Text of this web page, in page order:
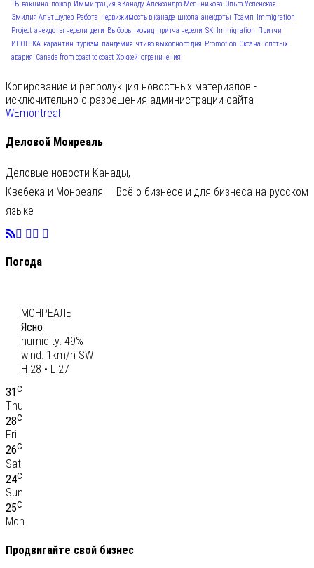
ТВ вакцина пожар Иммиграция в Канаду Александра Мельникова Ольга Успенская
Эмилия Альтшулер Работа недвижимость в канаде школа анекдоты Трамп
Immigration
Project анекдоты недели дети Выборы ковид притча недели SKI Immigration Притчи
ИПОТЕКА карантин туризм пандемия чтиво выходного дня Promotion Оксана Толстых
авария Canada from coast to coast Хоккей ограничения
Копирование и репродукция новостных материалов -
исключительно с разрешения администрации сайта
WEmontreal
Деловой Монреаль
Деловые новости Канады,
Квебека и Монреаля — Всё о бизнесе и для бизнеса на русском
языке
Погода
МОНРЕАЛЬ
Ясно
humidity: 49%
wind: 1km/h SW
H 28 • L 27
31C
Thu
28C
Fri
26C
Sat
24C
Sun
25C
Mon
Продвигайте свой бизнес